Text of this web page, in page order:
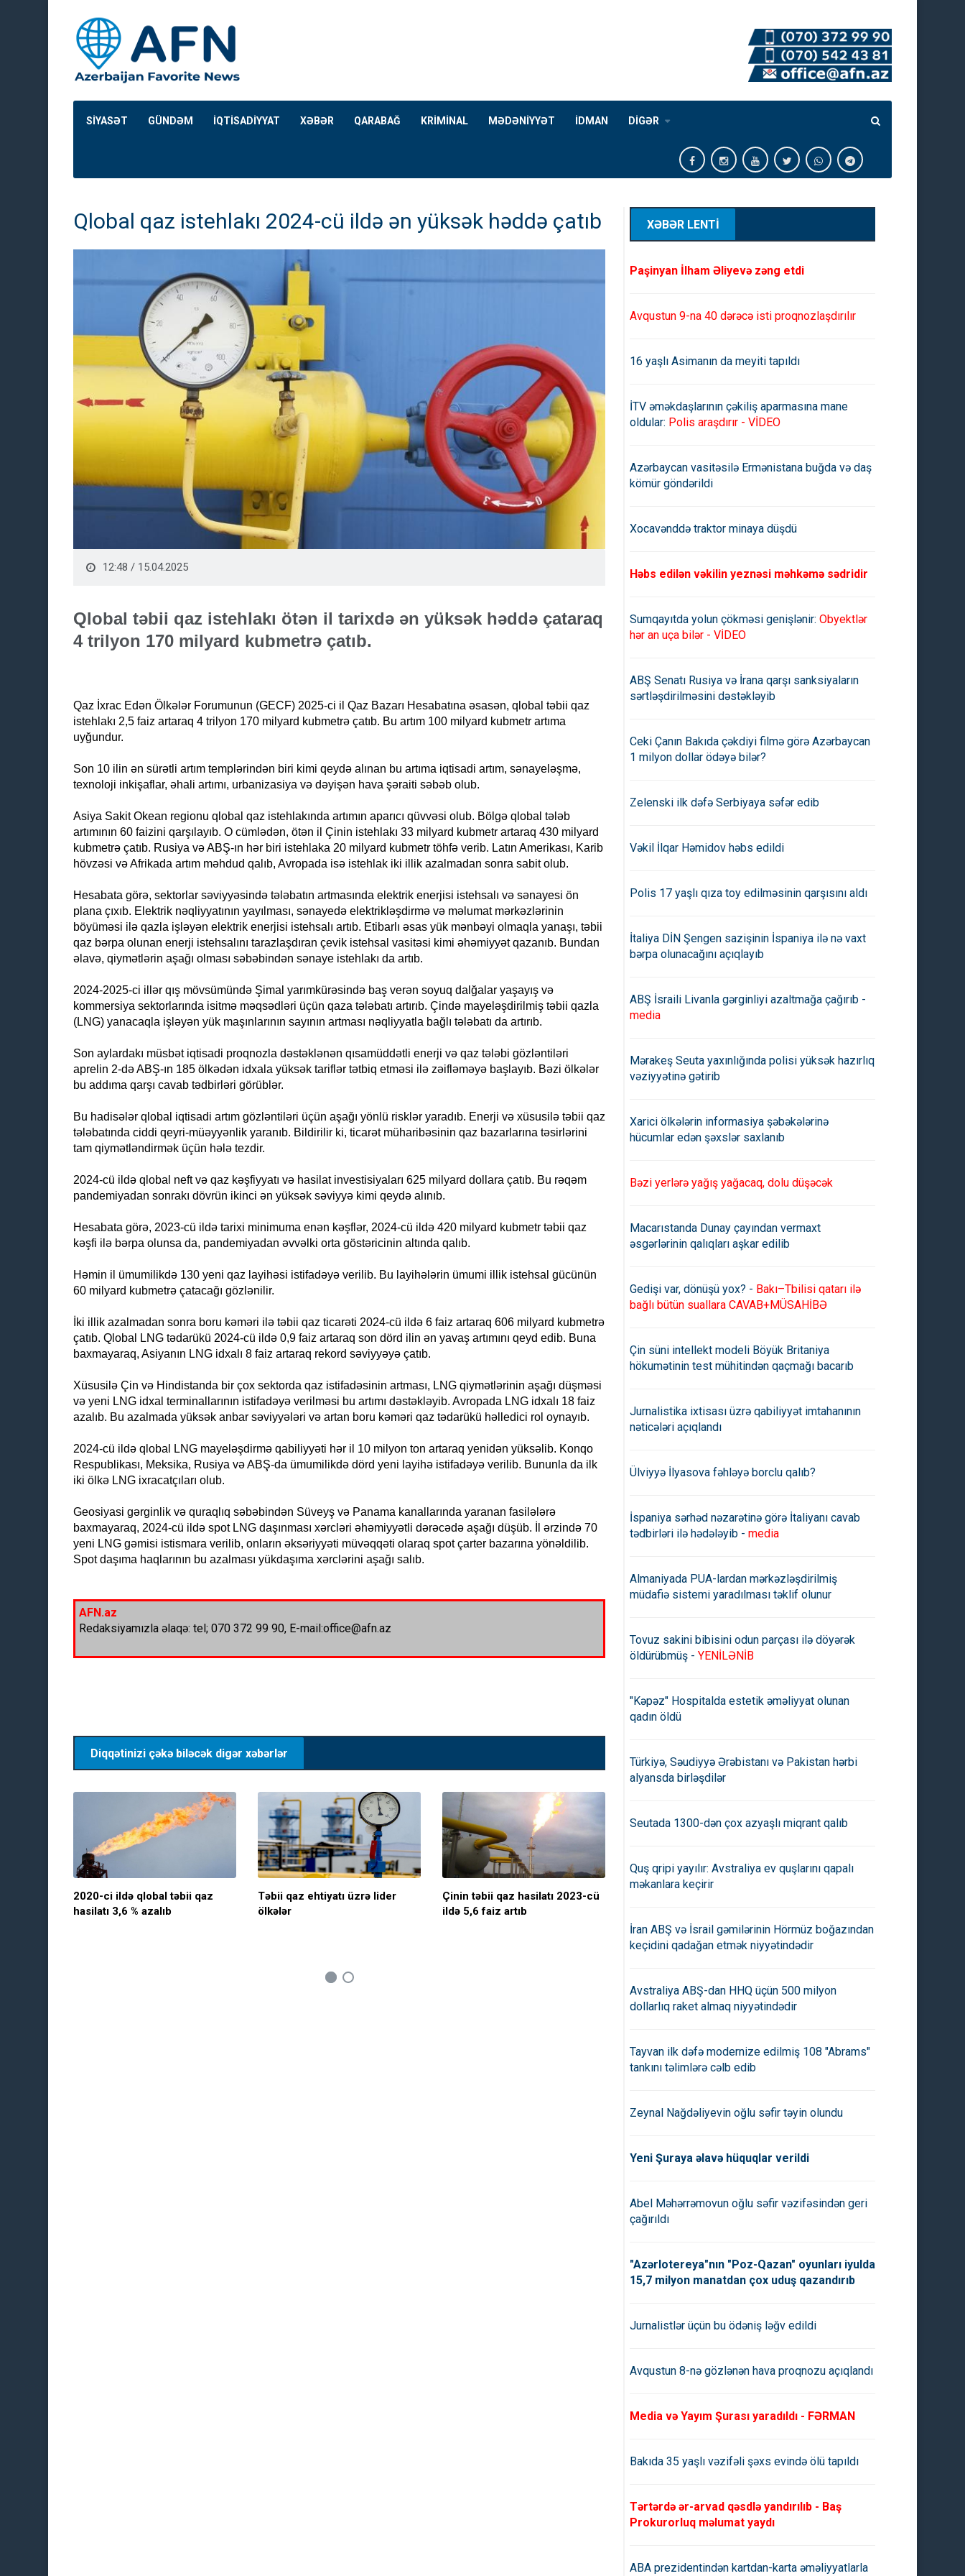
SİYASƏT GÜNDƏM İQTİSADİYYAT XƏBƏR QARABAĞ KRİMİNAL MƏDƏNİYYƏT İDMAN DİGƏR
Qlobal qaz istehlakı 2024-cü ildə ən yüksək həddə çatıb
12:48 / 15.04.2025
Qlobal təbii qaz istehlakı ötən il tarixdə ən yüksək həddə çataraq
4 trilyon 170 milyard kubmetrə çatıb.
Qaz İxrac Edən Ölkələr Forumunun (GECF) 2025-ci il Qaz Bazarı Hesabatına əsasən, qlobal təbii qaz
istehlakı 2,5 faiz artaraq 4 trilyon 170 milyard kubmetrə çatıb. Bu artım 100 milyard kubmetr artıma
uyğundur.
Son 10 ilin ən sürətli artım templərindən biri kimi qeydə alınan bu artıma iqtisadi artım, sənayeləşmə,
texnoloji inkişaflar, əhali artımı, urbanizasiya və dəyişən hava şəraiti səbəb olub.
Asiya Sakit Okean regionu qlobal qaz istehlakında artımın aparıcı qüvvəsi olub. Bölgə qlobal tələb
artımının 60 faizini qarşılayıb. O cümlədən, ötən il Çinin istehlakı 33 milyard kubmetr artaraq 430 milyard
kubmetrə çatıb. Rusiya və ABŞ-ın hər biri istehlaka 20 milyard kubmetr töhfə verib. Latın Amerikası, Karib
hövzəsi və Afrikada artım məhdud qalıb, Avropada isə istehlak iki illik azalmadan sonra sabit olub.
Hesabata görə, sektorlar səviyyəsində tələbatın artmasında elektrik enerjisi istehsalı və sənayesi ön
plana çıxıb. Elektrik nəqliyyatının yayılması, sənayedə elektrikləşdirmə və məlumat mərkəzlərinin
böyüməsi ilə qazla işləyən elektrik enerjisi istehsalı artıb. Etibarlı əsas yük mənbəyi olmaqla yanaşı, təbii
qaz bərpa olunan enerji istehsalını tarazlaşdıran çevik istehsal vasitəsi kimi əhəmiyyət qazanıb. Bundan
əlavə, qiymətlərin aşağı olması səbəbindən sənaye istehlakı da artıb.
2024-2025-ci illər qış mövsümündə Şimal yarımkürəsində baş verən soyuq dalğalar yaşayış və
kommersiya sektorlarında isitmə məqsədləri üçün qaza tələbatı artırıb. Çində mayeləşdirilmiş təbii qazla
(LNG) yanacaqla işləyən yük maşınlarının sayının artması nəqliyyatla bağlı tələbatı da artırıb.
Son aylardakı müsbət iqtisadi proqnozla dəstəklənən qısamüddətli enerji və qaz tələbi gözləntiləri
aprelin 2-də ABŞ-ın 185 ölkədən idxala yüksək tariflər tətbiq etməsi ilə zəifləməyə başlayıb. Bəzi ölkələr
bu addıma qarşı cavab tədbirləri görüblər.
Bu hadisələr qlobal iqtisadi artım gözləntiləri üçün aşağı yönlü risklər yaradıb. Enerji və xüsusilə təbii qaz
tələbatında ciddi qeyri-müəyyənlik yaranıb. Bildirilir ki, ticarət müharibəsinin qaz bazarlarına təsirlərini
tam qiymətləndirmək üçün hələ tezdir.
2024-cü ildə qlobal neft və qaz kəşfiyyatı və hasilat investisiyaları 625 milyard dollara çatıb. Bu rəqəm
pandemiyadan sonrakı dövrün ikinci ən yüksək səviyyə kimi qeydə alınıb.
Hesabata görə, 2023-cü ildə tarixi minimuma enən kəşflər, 2024-cü ildə 420 milyard kubmetr təbii qaz
kəşfi ilə bərpa olunsa da, pandemiyadan əvvəlki orta göstəricinin altında qalıb.
Həmin il ümumilikdə 130 yeni qaz layihəsi istifadəyə verilib. Bu layihələrin ümumi illik istehsal gücünün
60 milyard kubmetrə çatacağı gözlənilir.
İki illik azalmadan sonra boru kəməri ilə təbii qaz ticarəti 2024-cü ildə 6 faiz artaraq 606 milyard kubmetrə
çatıb. Qlobal LNG tədarükü 2024-cü ildə 0,9 faiz artaraq son dörd ilin ən yavaş artımını qeyd edib. Buna
baxmayaraq, Asiyanın LNG idxalı 8 faiz artaraq rekord səviyyəyə çatıb.
Xüsusilə Çin və Hindistanda bir çox sektorda qaz istifadəsinin artması, LNG qiymətlərinin aşağı düşməsi
və yeni LNG idxal terminallarının istifadəyə verilməsi bu artımı dəstəkləyib. Avropada LNG idxalı 18 faiz
azalıb. Bu azalmada yüksək anbar səviyyələri və artan boru kəməri qaz tədarükü həlledici rol oynayıb.
2024-cü ildə qlobal LNG mayeləşdirmə qabiliyyəti hər il 10 milyon ton artaraq yenidən yüksəlib. Konqo
Respublikası, Meksika, Rusiya və ABŞ-da ümumilikdə dörd yeni layihə istifadəyə verilib. Bununla da ilk
iki ölkə LNG ixracatçıları olub.
Geosiyasi gərginlik və quraqlıq səbəbindən Süveyş və Panama kanallarında yaranan fasilələrə
baxmayaraq, 2024-cü ildə spot LNG daşınması xərcləri əhəmiyyətli dərəcədə aşağı düşüb. İl ərzində 70
yeni LNG gəmisi istismara verilib, onların əksəriyyəti müvəqqəti olaraq spot çarter bazarına yönəldilib.
Spot daşıma haqlarının bu azalması yükdaşıma xərclərini aşağı salıb.
AFN.az
Redaksiyamızla əlaqə: tel; 070 372 99 90, E-mail:office@afn.az
Diqqətinizi çəkə biləcək digər xəbərlər
2020-ci ildə qlobal təbii qaz
hasilatı 3,6 % azalıb
Təbii qaz ehtiyatı üzrə lider
ölkələr
Çinin təbii qaz hasilatı 2023-cü
ildə 5,6 faiz artıb
dollara çatıb
XƏBƏR LENTİ
Paşinyan İlham Əliyevə zəng etdi
Avqustun 9-na 40 dərəcə isti proqnozlaşdırılır
16 yaşlı Asimanın da meyiti tapıldı
İTV əməkdaşlarının çəkiliş aparmasına mane
oldular: Polis araşdırır - VİDEO
Azərbaycan vasitəsilə Ermənistana buğda və daş
kömür göndərildi
Xocavənddə traktor minaya düşdü
Həbs edilən vəkilin yeznəsi məhkəmə sədridir
Sumqayıtda yolun çökməsi genişlənir: Obyektlər
hər an uça bilər - VİDEO
ABŞ Senatı Rusiya və İrana qarşı sanksiyaların
sərtləşdirilməsini dəstəkləyib
Ceki Çanın Bakıda çəkdiyi filmə görə Azərbaycan
1 milyon dollar ödəyə bilər?
Zelenski ilk dəfə Serbiyaya səfər edib
Vəkil İlqar Həmidov həbs edildi
Polis 17 yaşlı qıza toy edilməsinin qarşısını aldı
İtaliya DİN Şengen sazişinin İspaniya ilə nə vaxt
bərpa olunacağını açıqlayıb
ABŞ İsraili Livanla gərginliyi azaltmağa çağırıb -
media
Mərakeş Seuta yaxınlığında polisi yüksək hazırlıq
vəziyyətinə gətirib
Xarici ölkələrin informasiya şəbəkələrinə
hücumlar edən şəxslər saxlanıb
Bəzi yerlərə yağış yağacaq, dolu düşəcək
Macarıstanda Dunay çayından vermaxt
əsgərlərinin qalıqları aşkar edilib
Gedişi var, dönüşü yox? - Bakı–Tbilisi qatarı ilə
bağlı bütün suallara CAVAB+MÜSAHİBƏ
Çin süni intellekt modeli Böyük Britaniya
hökumətinin test mühitindən qaçmağı bacarıb
Jurnalistika ixtisası üzrə qabiliyyət imtahanının
nəticələri açıqlandı
Ülviyyə İlyasova fəhləyə borclu qalıb?
İspaniya sərhəd nəzarətinə görə İtaliyanı cavab
tədbirləri ilə hədələyib - media
Almaniyada PUA-lardan mərkəzləşdirilmiş
müdafiə sistemi yaradılması təklif olunur
Tovuz sakini bibisini odun parçası ilə döyərək
öldürübmüş - YENİLƏNİB
"Kəpəz" Hospitalda estetik əməliyyat olunan
qadın öldü
Türkiyə, Səudiyyə Ərəbistanı və Pakistan hərbi
alyansda birləşdilər
Seutada 1300-dən çox azyaşlı miqrant qalıb
Quş qripi yayılır: Avstraliya ev quşlarını qapalı
məkanlara keçirir
İran ABŞ və İsrail gəmilərinin Hörmüz boğazından
keçidini qadağan etmək niyyətindədir
Avstraliya ABŞ-dan HHQ üçün 500 milyon
dollarlıq raket almaq niyyətindədir
Tayvan ilk dəfə modernize edilmiş 108 "Abrams"
tankını təlimlərə cəlb edib
Zeynal Nağdəliyevin oğlu səfir təyin olundu
Yeni Şuraya əlavə hüquqlar verildi
Abel Məhərrəmovun oğlu səfir vəzifəsindən geri
çağırıldı
"Azərlotereya"nın "Poz-Qazan" oyunları iyulda
15,7 milyon manatdan çox uduş qazandırıb
Jurnalistlər üçün bu ödəniş ləğv edildi
Avqustun 8-nə gözlənən hava proqnozu açıqlandı
Media və Yayım Şurası yaradıldı - FƏRMAN
Bakıda 35 yaşlı vəzifəli şəxs evində ölü tapıldı
Tərtərdə ər-arvad qəsdlə yandırılıb - Baş
Prokurorluq məlumat yaydı
ABA prezidentindən kartdan-karta əməliyyatlarla